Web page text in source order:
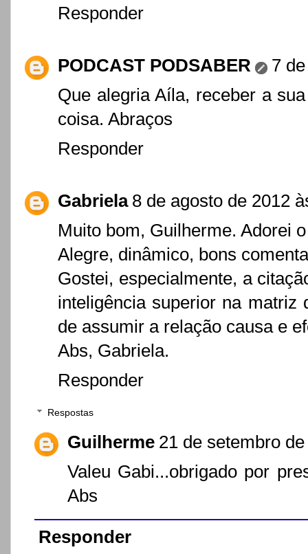
Responder
PODCAST PODSABER
7
Que alegria Aíla, receber a
coisa. Abraços
Responder
Gabriela 8 de agosto de 2012
Muito bom, Guilherme. Adorei
Alegre, dinâmico, bons
Gostei, especialmente, a
inteligência superior na matriz
de assumir a relação causa e
Abs, Gabriela.
Responder
Respostas
Guilherme 21 de setembro
Valeu Gabi...obrigado por
Abs
Responder